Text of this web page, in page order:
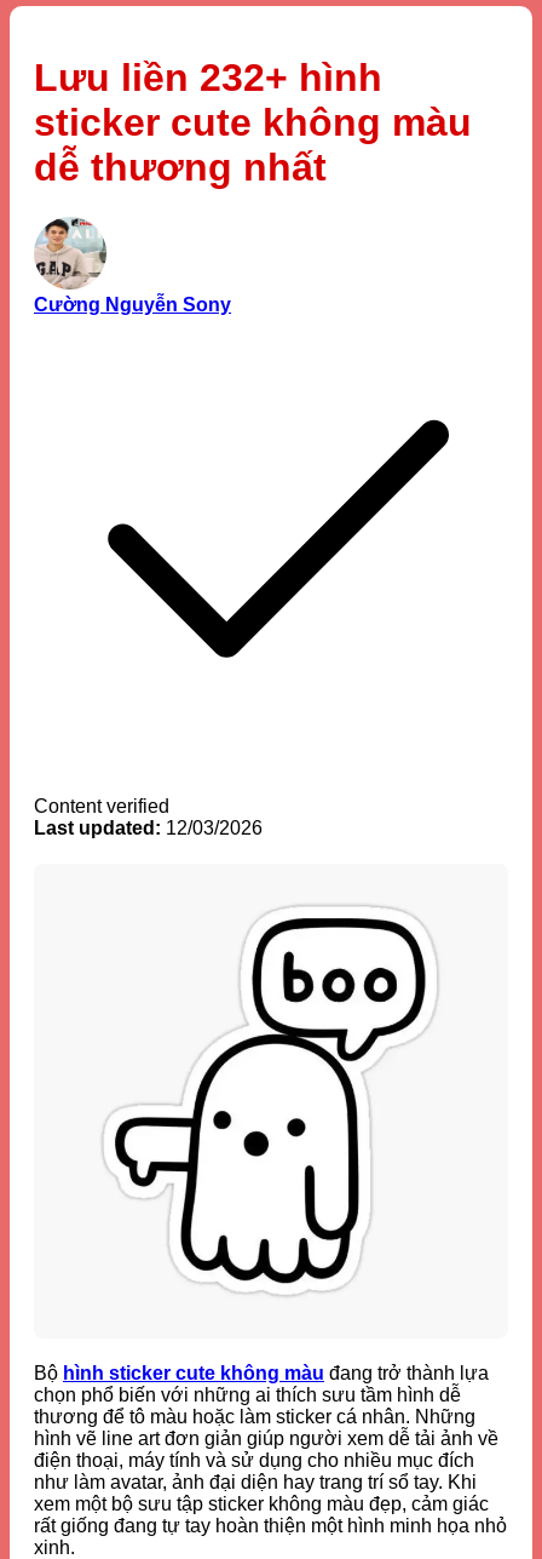
Lưu liền 232+ hình
sticker cute không màu
dễ thương nhất
Cường Nguyễn Sony
Content verified
Last updated: 12/03/2026
Bộ hình sticker cute không màu đang trở thành lựa
chọn phổ biến với những ai thích sưu tầm hình dễ
thương để tô màu hoặc làm sticker cá nhân. Những
hình vẽ line art đơn giản giúp người xem dễ tải ảnh về
điện thoại, máy tính và sử dụng cho nhiều mục đích
như làm avatar, ảnh đại diện hay trang trí sổ tay. Khi
xem một bộ sưu tập sticker không màu đẹp, cảm giác
rất giống đang tự tay hoàn thiện một hình minh họa nhỏ
xinh.